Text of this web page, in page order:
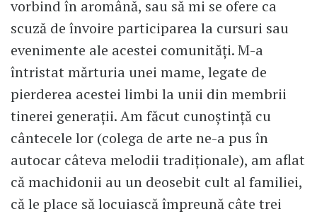
vorbind în aromână, sau să mi se ofere ca
scuză de învoire participarea la cursuri sau
evenimente ale acestei comunități. M-a
întristat mărturia unei mame, legate de
pierderea acestei limbi la unii din membrii
tinerei generații. Am făcut cunoștință cu
cântecele lor (colega de arte ne-a pus în
autocar câteva melodii tradiționale), am aflat
că machidonii au un deosebit cult al familiei,
că le place să locuiască împreună câte trei